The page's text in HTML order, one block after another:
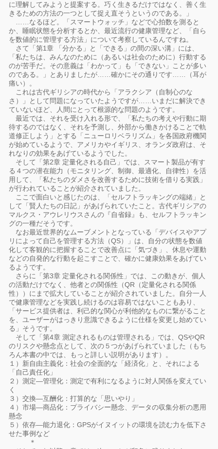
に理解してみようと提案する。巧く生きるだけではなく、善く生
きるための方法の一つとして捉え直そうというのである。」
……なるほど。「スマートウォッチ」などで心拍数を測ると
か、睡眠状態を分析するとか、最近流行の健康管理など、「自ら
を数値的に管理する方法」について考察しているんですね。
さて「第1章 「分かる」と「できる」の間の深い溝」には、
「私たちは、みんなのために（あるいは社会のために）行動する
のが苦手だ。その意義は「わかって」も「できない」ことが多い
のである。」とありましたが……確かにその通りです……（耳が
痛い）。
これは古代ギリシアの時代から「アラクシア（自制心のな
さ）」として問題になっていたようですが……いまだに解決でき
ていないほど、人間にとって根源的な問題のようです。
最近では、それを受け入れる形で、「私たちの考えや行動に期
待するのではなく、それを予測し、外部から働きかけることで軌
道修正しよう」とする「ニューロリベラリズム」を各国政府機関
が始めているようで、アメリカやイギリス、オランダ政府は、そ
れなりの効果をあげているようでした。
そして「第2章 定量化される自己」では、スマート製品が有す
る４つの潜在能力（モニタリング、制御、最適化、自律性）を活
用して、「私たちのダメさを改善するために技術を借りる実践」
が行われていることが紹介されていました。
ここで面白いと感じたのは、「セルフトラッキングの端緒」と
して「賢人たちの日記」があげられていたこと。古代ギリシアの
マルクス・アウレリウスさんの『自省録』も、セルフトラッキン
グの一種だそうです。
なお最近世界的なムーブメントとなっている「デバイスやアプ
リによって自己を管理する方法（QS）」は、自分の状態を数値
化して客観的に把握することで改善点に「気づき」、休息や運動
などの自発的な行動を起こすことで、確かに健康効果をあげてい
るようです。
さらに「第3章 定量化される関係性」では、この動きが、個人
の活動だけでなく、他者との関係性（QR（定量化される関係
性））にまで拡大していることが紹介されていました。自分一人
で健康管理などを実践し続けるのは容易ではないこともあり、
「サービス提供者は、利己的な関心が利他的なものに繋がること
を、ユーザーがはっきり意識できるように仕様を変更し始めてい
る」そうです。
そして「第4章 測定されるものは管理される」では、QSやQR
のリスクや懸念点として、次の５つがあげられていました（もち
ろん本書の中では、もっと詳しい説明があります）。
１）新自由主義化：社会の全面的な「経済化」と、それによる
「自己責任化」
２）測定―管理化：測定で有利になるように対人関係を変えてい
く
３）交換―互酬化：打算的な「思いやり」
４）市場―商品化：プライバシー懸念、データの収集分析の悪用
懸念
５）依存―能力退化：GPSがイヌイットの環境を読む力を低下さ
せた事例など
＊